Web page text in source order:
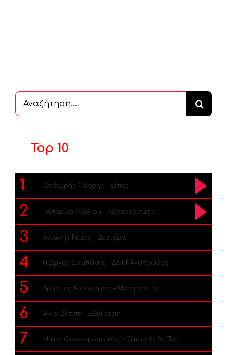
Αναζήτηση
...
Top 10
1 Θοδωρής Φέρρης – Είπες
2 Κατερίνα Λιόλιου – Λογαριασμός
3 Αντώνης Ρέμος – Δευτέρα
4 Γιώργος Σαμπάνης – Δε Μ’ Αγαπούσες
5 Χρήστος Μάστορας – Μαργαρίτα
6 Άννα Βίσση – Εξαίρεση
7 Νίκος Οικονομόπουλος – Όπου Κι Αν Πας